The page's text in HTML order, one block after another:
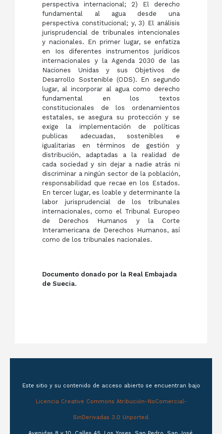
perspectiva internacional; 2) El derecho
fundamental al agua desde una
perspectiva constitucional; y, 3) El análisis
jurisprudencial de tribunales intencionales
y nacionales. En primer lugar, se enfatiza
en Ios diferentes instrumentos jurídicos
internacionales y la Agenda 2030 de las
Naciones Unidas y sus Objetivos de
Desarrollo Sostenible (ODS). En segundo
lugar, al incorporar al agua como derecho
fundamental en los textos
constitucionales de los ordenamientos
estatales, se asegura su protección y se
exige la implementación de políticas
publicas adecuadas, sostenibles e
igualitarias en términos de gestión y
distribución, adaptadas a la realidad de
cada sociedad y sin dejar a nadie atrás ni
discriminar a ningún sector de la población,
responsabilidad que recae en los Estados.
En tercer lugar, es loable y deter­minante la
labor jurisprudencial de los tribunales
internacionales, como el Tribunal Europeo
de Derechos Humanos y la Corte
Interamericana de Derechos Humanos, así
como de los tribunales nacionales.
Documento donado por la Real Embajada
de Suecia.
Este sitio y su contenido de acceso abierto se encuentran bajo
Licencia Creative Commons Atribución-NoComercial-
SinDerivadas 3.0 Unported.